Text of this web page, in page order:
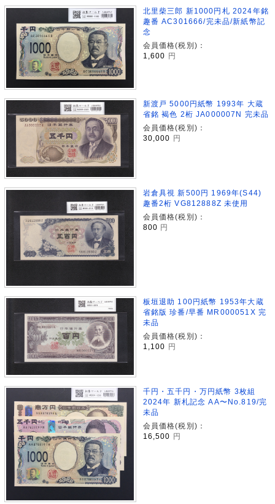
北里柴三郎 新1000円札 2024年銘
趣番 AC301666/完未品/新紙幣記
念
会員価格(税別)：
1,600
円
新渡戸 5000円紙幣 1993年 大蔵
省銘 褐色 2桁 JA000007N 完未品
会員価格(税別)：
30,000 円
岩倉具視 新500円 1969年(S44)
趣番2桁 VG812888Z 未使用
会員価格(税別)：
800 円
板垣退助 100円紙幣 1953年大蔵
省銘版 珍番/早番 MR000051X 完
未品
会員価格(税別)：
1,100
円
千円・五千円・万円紙幣 3枚組
2024年 新札記念 AA〜No.819/完
未品
会員価格(税別)：
16,500 円